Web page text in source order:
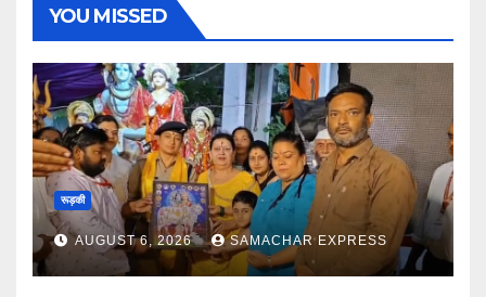
YOU MISSED
रूड़की
AUGUST 6, 2026 SAMACHAR EXPRESS